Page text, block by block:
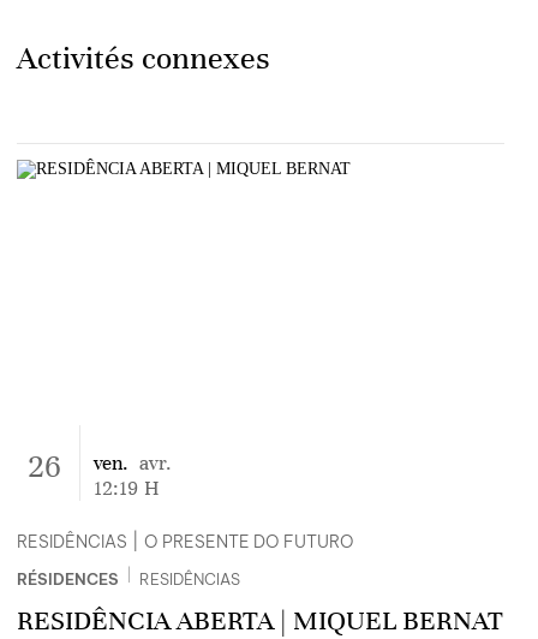
Activités connexes
26 ven. avr.
12:19 H
RÉSIDENCES RESIDÊNCIAS
RESIDÊNCIA ABERTA | MIQUEL BERNAT
RESIDÊNCIAS O PRESENTE DO FUTURO